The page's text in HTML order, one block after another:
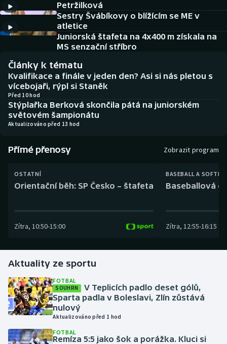
Americký fotbal
Baseball a softbal
Basketbal
Biatlon
Boby a skeleton
Dostihy
Futsal
Gymnastika
Házená
Jezdectví
NEPŘEHLÉDNĚTE
Soutěže
Historické návraty
Aplikace ČT sport
AZ kvíz
Petržilková
Sestry Švábíkovy o blížícím se ME v
atletice
Juniorská štafeta na 4x400 m získala na
MS senzační stříbro
Články k tématu
Kvalifikace a finále v jeden den? Asi si nás pletou s
vícebojaři, rýpl si Staněk
Před 10 hod
Stýplařka Berková skončila pátá na juniorském
světovém šampionátu
Aktualizováno před 13 hod
Přímé přenosy Zobrazit program
OSTATNÍ
Orientační běh: SP Česko – štafeta
Zítra, 10:50-15:00
BASEBALL A
Baseballová
Zítra, 12:55-16:15
Aktuality ze sportu
FOTBAL
SOUHRN
V Teplicích padlo deset gólů,
Sparta padla v Boleslavi, Zlín zůstává
nulový
Aktualizováno před 1 hod
FOTBAL
Remíza 5:5 jako šok a porážka. Kluci si